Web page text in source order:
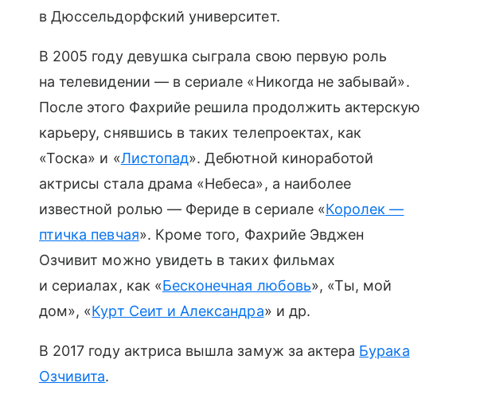
в Дюссельдорфский университет.
В 2005 году девушка сыграла свою первую роль
на телевидении — в сериале «Никогда не забывай».
После этого Фахрийе решила продолжить актерскую
карьеру, снявшись в таких телепроектах, как
«Тоска» и «Листопад». Дебютной киноработой
актрисы стала драма «Небеса», а наиболее
известной ролью — Фериде в сериале «Королек —
птичка певчая». Кроме того, Фахрийе Эвджен
Озчивит можно увидеть в таких фильмах
и сериалах, как «Бесконечная любовь», «Ты, мой
дом», «Курт Сеит и Александра» и др.
В 2017 году актриса вышла замуж за актера Бурака
Озчивита.